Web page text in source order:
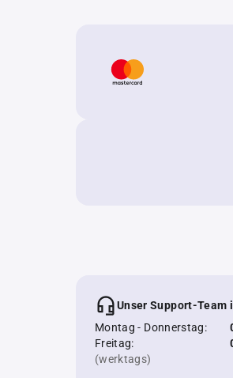
Unser Support-Team
Montag - Donnerstag:
Freitag:
(werktags)